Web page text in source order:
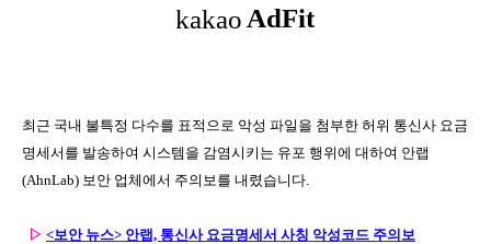
최근 국내 불특정 다수를 표적으로 악성 파일을 첨부한 허위 통신사 요금
명세서를 발송하여 시스템을 감염시키는 유포 행위에 대하여 안랩
(AhnLab) 보안 업체에서 주의보를 내렸습니다.
▷ <보안 뉴스> 안랩, 통신사 요금명세서 사칭 악성코드 주의보